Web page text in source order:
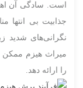
است. سادگی آن
جذابیت بی انتها
نگرانی‌های
میراث هیزم ممکن
را ارائه دهد.